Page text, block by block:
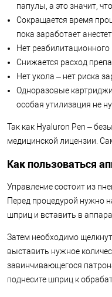
папулы, а это значит,
Сокращается время
пока заработает
Нет реабилитационного
Снижается расход
Нет укола – нет риска
Одноразовые
особая утилизация не
Так как Hyaluron Pen –
медицинской лицензии.
Как пользоваться
Управление состоит из
Перед процедурой нужно
шприц и вставить в
Затем необходимо
выставить нужное
завинчивающегося
поднесите шприц к